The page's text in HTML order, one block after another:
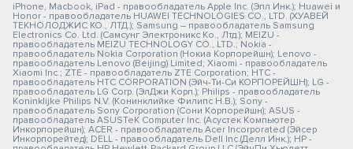
iPhone, Macbook, iPad - правообладатель Apple Inc. (Эпл Инк.); Huawei и
Honor - правообладатель HUAWEI TECHNOLOGIES CO., LTD. (ХУАВЕЙ
ТЕКНОЛОДЖИС КО., ЛТД.); Samsung – правообладатель Samsung
Electronics Co. Ltd. (Самсунг Электроникс Ко., Лтд.); MEIZU -
правообладатель MEIZU TECHNOLOGY CO., LTD.; Nokia -
правообладатель Nokia Corporation (Нокиа Корпорейшн); Lenovo -
правообладатель Lenovo (Beijing) Limited; Xiaomi - правообладатель
Xiaomi Inc.; ZTE - правообладатель ZTE Corporation; HTC -
правообладатель HTC CORPORATION (Эйч-Ти-Си КОРПОРЕЙШН); LG -
правообладатель LG Corp. (ЭлДжи Корп.); Philips - правообладатель
Koninklijke Philips N.V. (Конинклийке Филипс Н.В.); Sony -
правообладатель Sony Corporation (Сони Корпорейшн); ASUS -
правообладатель ASUSTeK Computer Inc. (Асустек Компьютер
Инкорпорейшн); ACER - правообладатель Acer Incorporated (Эйсер
Инкорпорейтед); DELL - правообладатель Dell Inc.(Делл Инк.); HP -